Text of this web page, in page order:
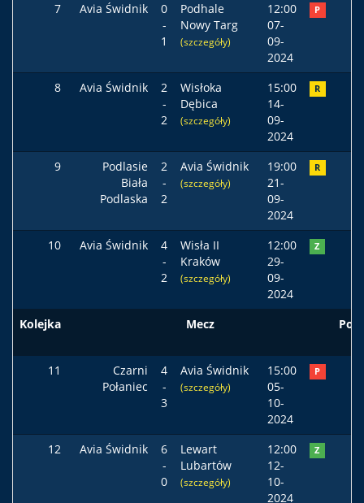
7 Avia Świdnik
0
-
1
Podhale
Nowy Targ
(szczegóły)
12:00
07-
09-
2024
P
8 Avia Świdnik
2
-
2
Wisłoka
Dębica
(szczegóły)
15:00
14-
09-
2024
R
9
Podlasie
Biała
Podlaska
2
-
2
Avia Świdnik
(szczegóły)
19:00
21-
09-
2024
R
10 Avia Świdnik
4
-
2
Wisła II
Kraków
(szczegóły)
12:00
29-
09-
2024
Z
Kolejka Mecz
11
Czarni
Połaniec
4
-
3
Avia Świdnik
(szczegóły)
15:00
05-
10-
2024
P
12 Avia Świdnik
6
-
0
Lewart
Lubartów
(szczegóły)
12:00
12-
10-
2024
Z